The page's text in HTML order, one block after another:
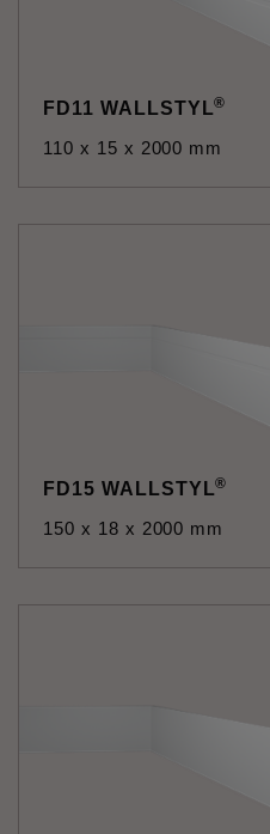
FD11 WALLSTYL®
110 x 15 x 2000 mm
FD15 WALLSTYL®
150 x 18 x 2000 mm